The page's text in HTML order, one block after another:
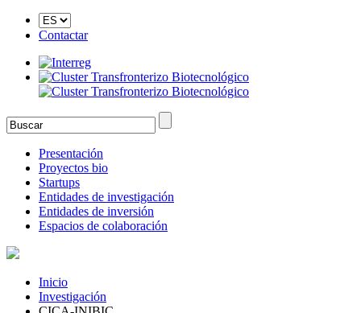
Contactar
Presentación
Proyectos bio
Startups
Entidades de investigación
Entidades de inversión
Espacios de colaboración
Inicio
Investigación